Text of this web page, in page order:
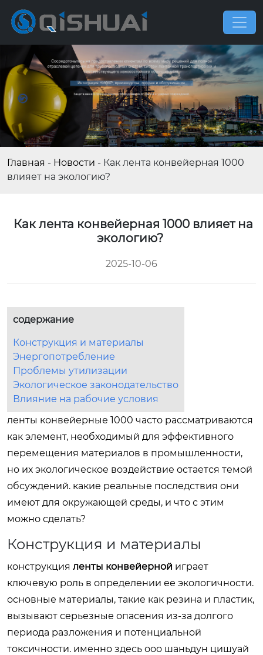
Главная - Новости - Как лента конвейерная 1000
влияет на экологию?
Как лента конвейерная 1000 влияет на
экологию?
2025-10-06
содержание
Конструкция и материалы
Энергопотребление
Проблемы утилизации
Экологическое законодательство
Влияние на рабочие условия
ленты конвейерные 1000 часто рассматриваются
как элемент, необходимый для эффективного
перемещения материалов в промышленности,
но их экологическое воздействие остается темой
обсуждений. какие реальные последствия они
имеют для окружающей среды, и что с этим
можно сделать?
Конструкция и материалы
конструкция ленты конвейерной играет
ключевую роль в определении ее экологичности.
основные материалы, такие как резина и пластик,
вызывают серьезные опасения из-за долгого
периода разложения и потенциальной
токсичности. именно здесь ооо шаньдун цишуай